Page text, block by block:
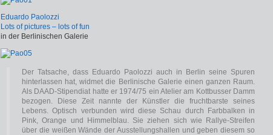
Eduardo Paolozzi
Lots of pictures – lots of fun
in der Berlinischen Galerie
Der Tatsache, dass Eduardo Paolozzi auch in Berlin seine Spuren
hinterlassen hat, widmet die Berlinische Galerie einen ganzen Raum.
Als DAAD-Stipendiat hatte er 1974/75 ein Atelier am Kottbusser Damm
bezogen. Diese Zeit nannte der Künstler die fruchtbarste seines
Lebens. Optisch verbunden wird diese Schau durch Farbbalken in
Pink, Orange und Himmelblau. Sie ziehen sich wie Rallye-Streifen
über die weißen Wände der Ausstellungshallen und geben diesem so